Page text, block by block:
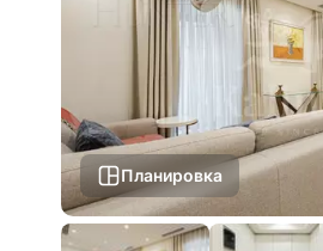
Планировка